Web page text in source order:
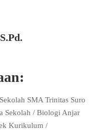
SMA Trinitas Suro
Sekolah / Biologi Anjar
Kurikulum /